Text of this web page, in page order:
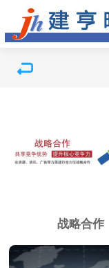
战略合作